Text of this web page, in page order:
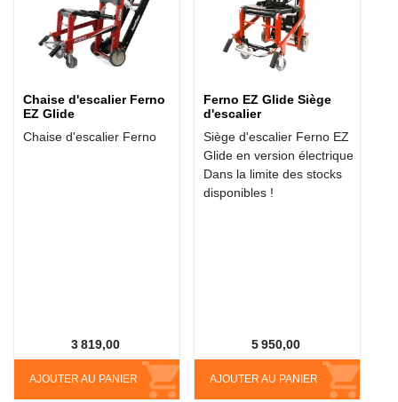
Chaise d'escalier Ferno
EZ Glide
Chaise d'escalier Ferno
AJOUTER AU PANIER
3 819,00
Ferno EZ Glide Siège
d'escalier
Siège d'escalier Ferno EZ
Glide en version électrique
Dans la limite des stocks
disponibles !
AJOUTER AU PANIER
5 950,00